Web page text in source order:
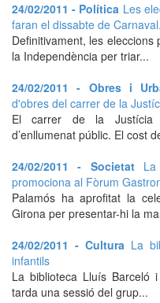
24/02/2011 - Política Les
faran el dissabte de Carnaval.
Definitivament, les
la Independència per triar...
24/02/2011 - Obres i
d'obres del carrer de la
El carrer de la Justícia
d’enllumenat públic. El cost
24/02/2011 - Societat
promociona al Fòrum
Palamós ha aprofitat la
Girona per presentar-hi la
24/02/2011 - Cultura La
infantils
La biblioteca Lluís Barceló
tarda una sessió del grup...